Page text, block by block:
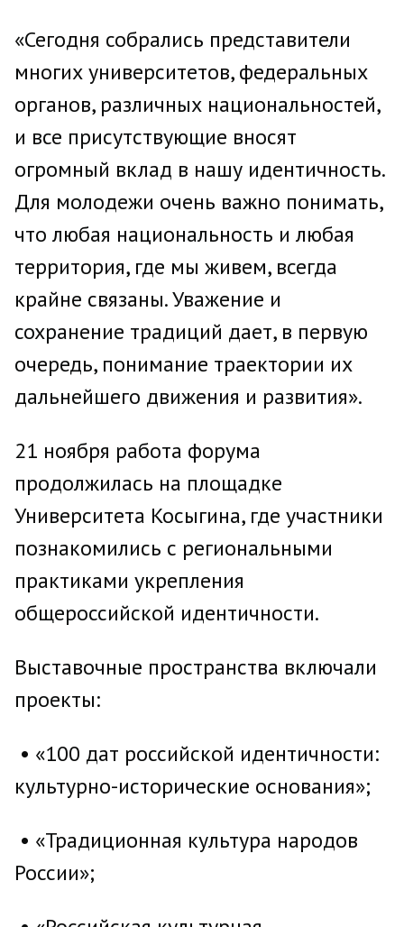
«Сегодня собрались представители
многих университетов, федеральных
органов, различных национальностей,
и все присутствующие вносят
огромный вклад в нашу идентичность.
Для молодежи очень важно понимать,
что любая национальность и любая
территория, где мы живем, всегда
крайне связаны. Уважение и
сохранение традиций дает, в первую
очередь, понимание траектории их
дальнейшего движения и развития».
21 ноября работа форума
продолжилась на площадке
Университета Косыгина, где участники
познакомились с региональными
практиками укрепления
общероссийской идентичности.
Выставочные пространства включали
проекты:
• «100 дат российской идентичности:
культурно-исторические основания»;
• «Традиционная культура народов
России»;